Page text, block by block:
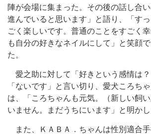
陣が会場に集まった。その後の話し合
進んでいると思います」と語り、「す
ごく楽しいです。普通のことをすごく
も自分の好きなネイルにして」と笑顔
た。
愛之助に対して「好きという感情は？
「ないです」と言い切り、愛犬ころち
は、「ころちゃんも元気。（新しい飼
いません。まだうちにいます」と明かし
また、ＫＡＢＡ．ちゃんは性別適合